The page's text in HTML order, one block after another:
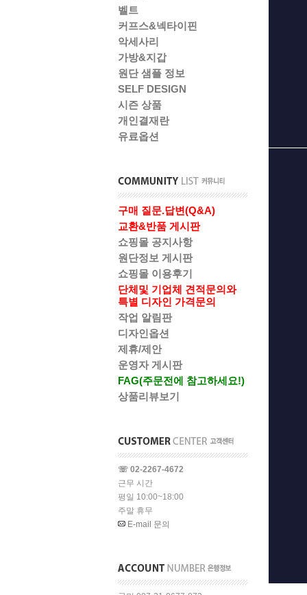
벨트
커프스&넥타이핀
악세사리
가방&지갑
원단 샘플 정보
SELF DESIGN
시즌 상품
개인결재란
유료옵션
구매 질문.답변(Q&A)
교환&반품 게시판
쇼핑몰 공지사항
원단정보 게시판
쇼핑몰 이용후기
단체및 기업체 견적문의와
특별 디자인 가격문의
작업 알림판
디자인옵션
제휴/제안
운영자 게시판
FAG(주문전에 참고하세요!)
상품리뷰보기
☏ 02-2267-4672
근무 시간
평일 10:00~18:00
주말 휴무
E-mail 문의